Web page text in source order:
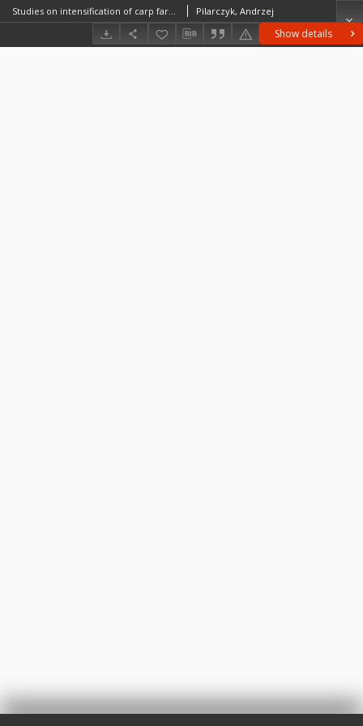
Show details
Studies on intensification of carp farming 9. State of health and haematological indices of carp in productive ponds Studia nad intensifikacją chowu karpi 9. Stan zdrowotny i wskaźniki hematologiczne u karpi w stawach produkcyjnych Pilarczyk, Andrzej